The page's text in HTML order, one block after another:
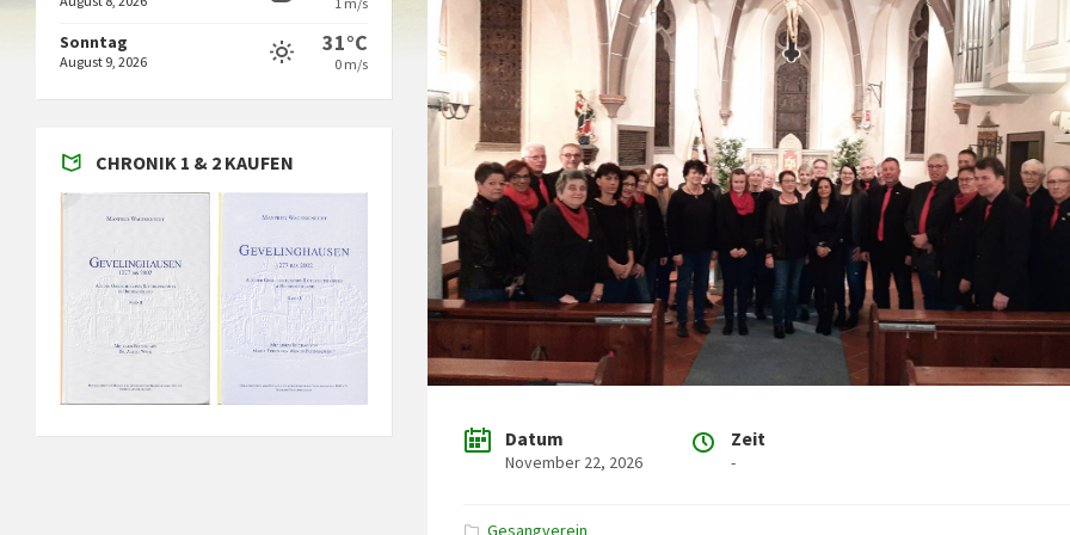
Datum
November 22, 2026
Zeit
-
Gesangverein
Sonntag
August 9, 2026
31°C
0 m/s
CHRONIK 1 & 2 KAUFEN